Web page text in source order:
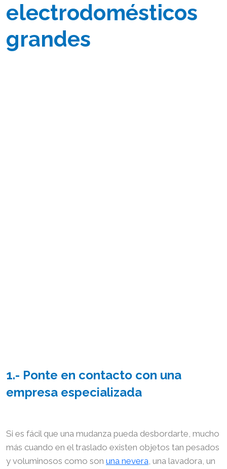
electrodomésticos
grandes
1.- Ponte en contacto con una
empresa especializada
Si es fácil que una mudanza pueda desbordarte, mucho
más cuando en el traslado existen objetos tan pesados
y voluminosos como son una nevera, una lavadora, un